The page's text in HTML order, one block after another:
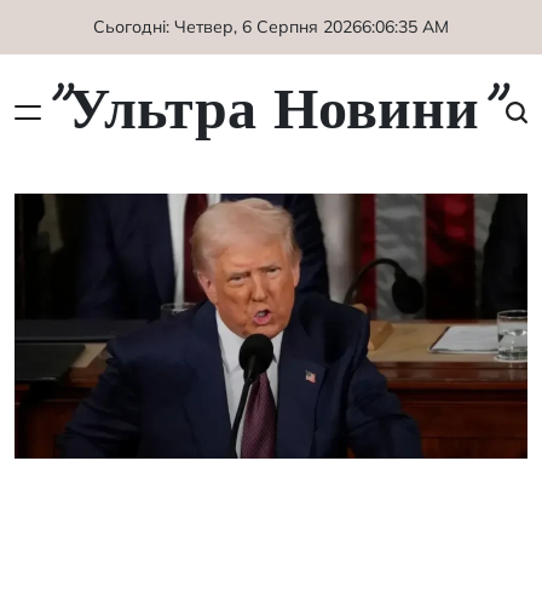
Сьогодні: Четвер, 6 Серпня 20266:06:36 AM
"Ультра Новини"